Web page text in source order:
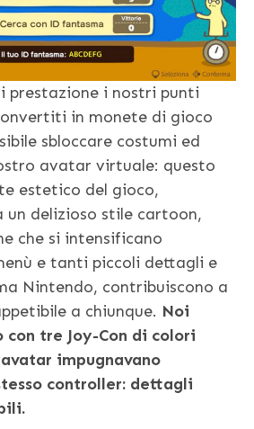
prestazione i nostri punti
in monete di gioco
sbloccare costumi ed
avatar virtuale: questo
estetico del gioco,
delizioso stile cartoon,
che si intensificano
e tanti piccoli dettagli e
Nintendo, contribuiscono a
a chiunque. Noi
tre Joy-Con di colori
impugnavano
controller: dettagli